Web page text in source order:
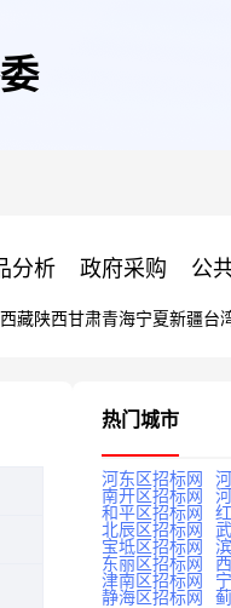
分析 政府采购 公
西藏陕西甘肃青海宁夏新疆台
热门城市
河东区招标网
南开区招标网
和平区招标网
北辰区招标网
宝坻区招标网
东丽区招标网
津南区招标网
静海区招标网